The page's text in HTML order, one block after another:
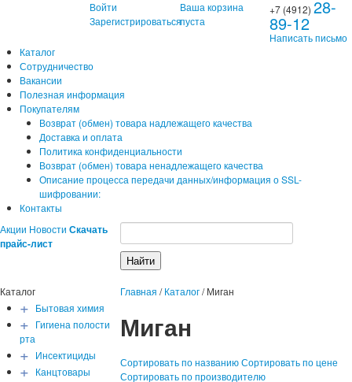
Войти
Зарегистрироваться
Ваша корзина
пуста
+7 (4912)28-
89-12
Написать письмо
Каталог
Сотрудничество
Вакансии
Полезная информация
Покупателям
Возврат (обмен) товара надлежащего качества
Доставка и оплата
Политика конфиденциальности
Возврат (обмен) товара ненадлежащего качества
Описание процесса передачи данных/информация о SSL-
шифровании:
Контакты
Акции Новости Скачать
прайс-лист
Каталог
+ Бытовая химия
+ Гигиена полости
рта
+ Инсектициды
+ Канцтовары
Главная /Каталог/Миган
Миган
Сортировать по названию Сортировать по цене
Сортировать по производителю